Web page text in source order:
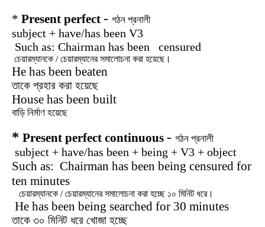
* Present perfect - গঠন প্রনালী
subject + have/has been V3
Such as: Chairman has been censured
চেয়ারম্যানকে /চেয়ারম্যানের সমালোচনা করা হয়েছে।
He has been beaten
তাকে প্রহার করা হয়েছে
House has been built
বাড়ি নির্মাণ হয়েছে
* Present perfect continuous - গঠন প্রনালী
subject + have/has been + being + V3 + object
Such as: Chairman has been being censured for
ten minutes
চেয়ারম্যানকে /চেয়ারম্যানের সমালোচনা করা হচ্ছে ১০ মিনিট ধরে।
He has been being searched for 30 minutes
তাকে ৩০ মিনিট ধরে খোজা হচ্ছে